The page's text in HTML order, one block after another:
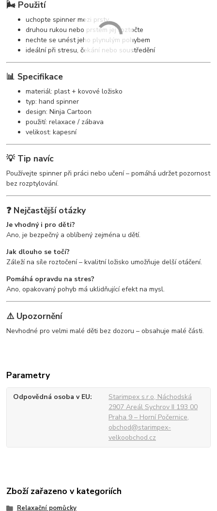
🌬️ Použití
uchopte spinner mezi prsty
druhou rukou nebo prstem jej roztočte
nechte se unést jeho plynulým pohybem
ideální při stresu, čekání nebo soustředění
📊 Specifikace
materiál: plast + kovové ložisko
typ: hand spinner
design: Ninja Cartoon
použití: relaxace / zábava
velikost: kapesní
💡 Tip navíc
Používejte spinner při práci nebo učení – pomáhá udržet pozornost
bez rozptylování.
❓ Nejčastější otázky
Je vhodný i pro děti?
Ano, je bezpečný a oblíbený zejména u dětí.
Jak dlouho se točí?
Záleží na síle roztočení – kvalitní ložisko umožňuje delší otáčení.
Pomáhá opravdu na stres?
Ano, opakovaný pohyb má uklidňující efekt na mysl.
⚠️ Upozornění
Nevhodné pro velmi malé děti bez dozoru – obsahuje malé části.
Parametry
Odpovědná osoba v EU
Starimpex s.r.o, Náchodská
2907 Areál Sychrov II 193 00
Praha 9 – Horní Počernice,
obchod@starimpex-
velkoobchod.cz
Zboží zařazeno v kategoriích
Relaxační pomůcky